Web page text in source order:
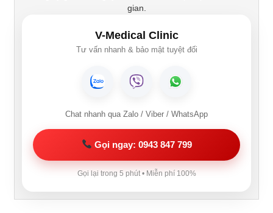
gian.
V-Medical Clinic
Tư vấn nhanh & bảo mật tuyệt đối
Chat nhanh qua Zalo / Viber / WhatsApp
Gọi ngay: 0943 847 799
Gọi lại trong 5 phút • Miễn phí 100%